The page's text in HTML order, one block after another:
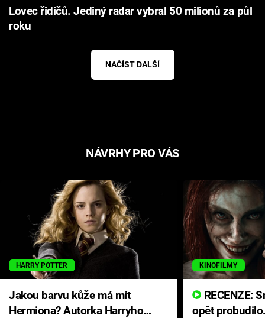
Lovec řidičů. Jediný radar vybral 50 milionů za půl
roku
NAČÍST DALŠÍ
NÁVRHY PRO VÁS
HARRY POTTER
Jakou barvu kůže má mít
Hermiona? Autorka Harryho
KINOFILMY
opět